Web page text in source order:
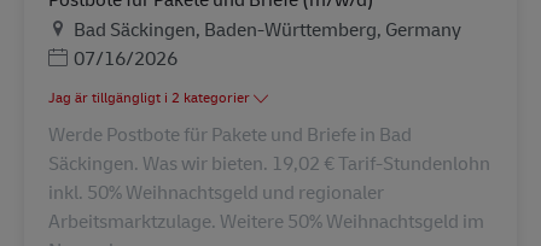
PlatsBad Säckingen, Baden-Württemberg, Germany
Posted Date
07/16/2026
Jag är tillgängligt i 2 kategorier
Werde Postbote für Pakete und Briefe in Bad
Säckingen. Was wir bieten. 19,02 € Tarif-Stundenlohn
inkl. 50% Weihnachtsgeld und regionaler
Arbeitsmarktzulage. Weitere 50% Weihnachtsgeld im